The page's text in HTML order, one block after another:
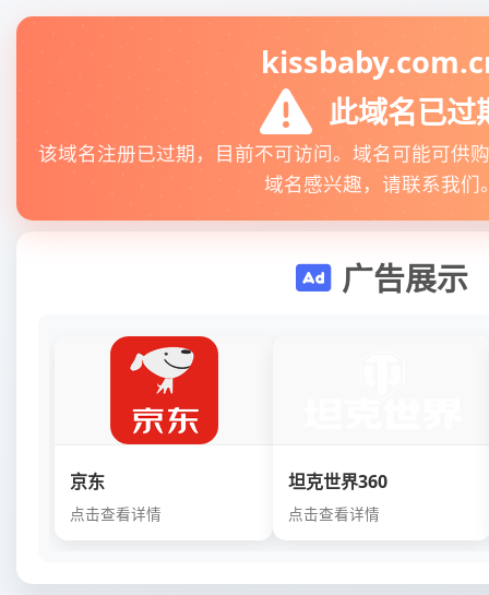
此域名已过
该域名注册已过期，目前不可访问。域名可能可供
域名感兴趣，请联系我们
广告展示
京东
点击查看详情
坦克世界360
点击查看详情